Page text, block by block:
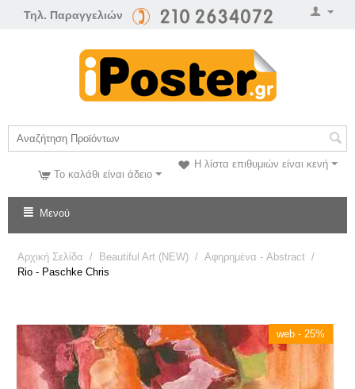
Τηλ. Παραγγελιών
Η λίστα επιθυμιών είναι κενή
Το καλάθι είναι άδειο
Μενού
Αρχική Σελίδα / Beautiful Art (NEW) / Αφηρημένα - Abstract /
Rio - Paschke Chris
web - 25%